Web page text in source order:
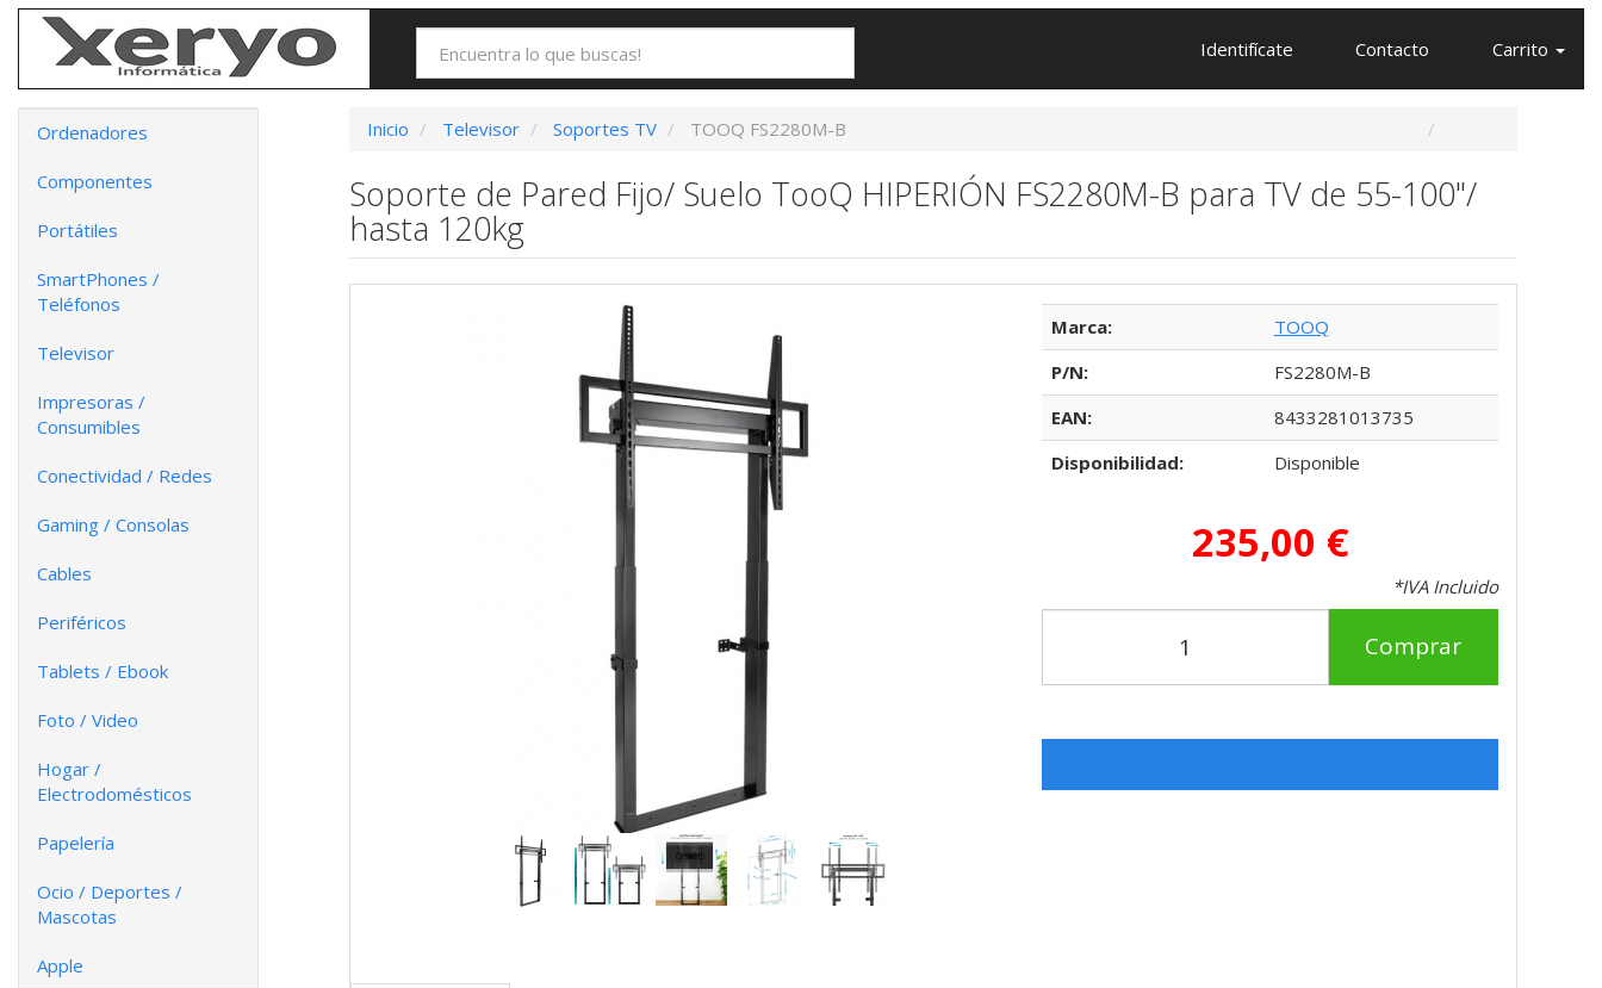
Identifícate Contacto Carrito
Ordenadores
Componentes
Portátiles
SmartPhones /
Teléfonos
Televisor
Impresoras /
Consumibles
Conectividad / Redes
Gaming / Consolas
Cables
Periféricos
Tablets / Ebook
Foto / Video
Hogar /
Electrodomésticos
Papelería
Ocio / Deportes /
Mascotas
Apple
Inicio Televisor Soportes TV TOOQ FS2280M-B
Soporte de Pared Fijo/ Suelo TooQ HIPERIÓN FS2280M-B para TV de 55-100"/
hasta 120kg
Marca:
TOOQ
P/N:
FS2280M-B
EAN:
8433281013735
Disponibilidad:
Disponible
235,00 €
*IVA Incluido
Comprar